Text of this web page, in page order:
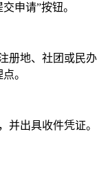
申请”按钮。
册地、社团或民办
。
并出具收件凭证。